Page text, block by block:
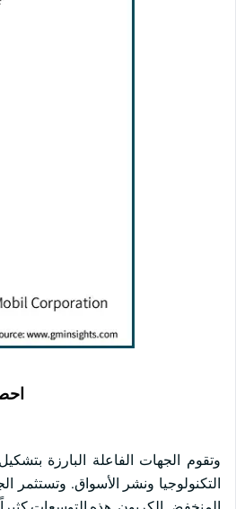
وتقوم الجهات الفاعلة البارزة
التكنولوجيا ونشر الأسواق. وتستثمر